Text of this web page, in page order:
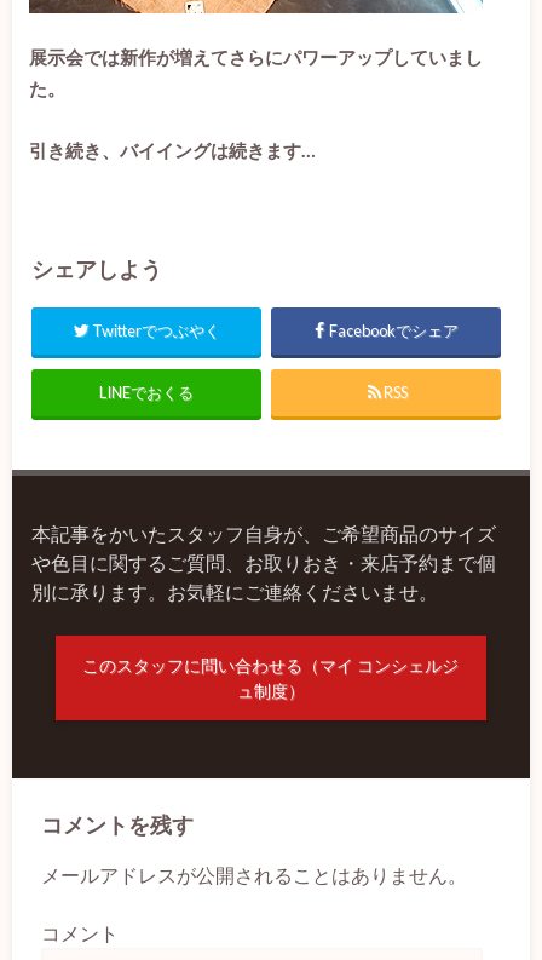
展示会では新作が増えてさらにパワーアップしていまし
た。
引き続き、バイイングは続きます…
シェアしよう
Twitterでつぶやく Facebookでシェア
LINEでおくる RSS
本記事をかいたスタッフ自身が、ご希望商品のサイズ
や色目に関するご質問、お取りおき・来店予約まで個
別に承ります。お気軽にご連絡くださいませ。
このスタッフに問い合わせる（マイ コンシェルジ
ュ制度）
コメントを残す
メールアドレスが公開されることはありません。
コメント